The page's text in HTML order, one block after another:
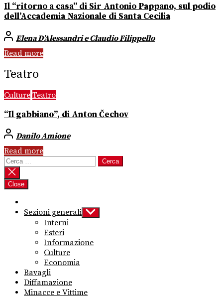
Il “ritorno a casa” di Sir Antonio Pappano, sul podio
dell’Accademia Nazionale di Santa Cecilia
Elena D’Alessandri e Claudio Filippello
Read more
Teatro
Culture Teatro
“Il gabbiano”, di Anton Čechov
Danilo Amione
Read more
Ricerca
per:
Close
Sezioni generali Show
sub
Interni
Esteri
Informazione
Culture
Economia
Bavagli
Diffamazione
Minacce e Vittime